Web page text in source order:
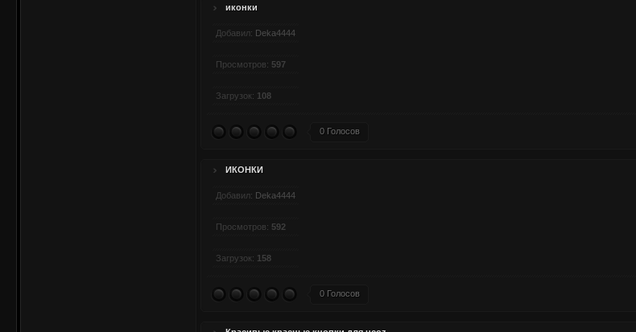
иконки
Добавил: Deka4444
Просмотров: 597
Загрузок: 108
0 Голосов
ИКОНКИ
Добавил: Deka4444
Просмотров: 592
Загрузок: 158
0 Голосов